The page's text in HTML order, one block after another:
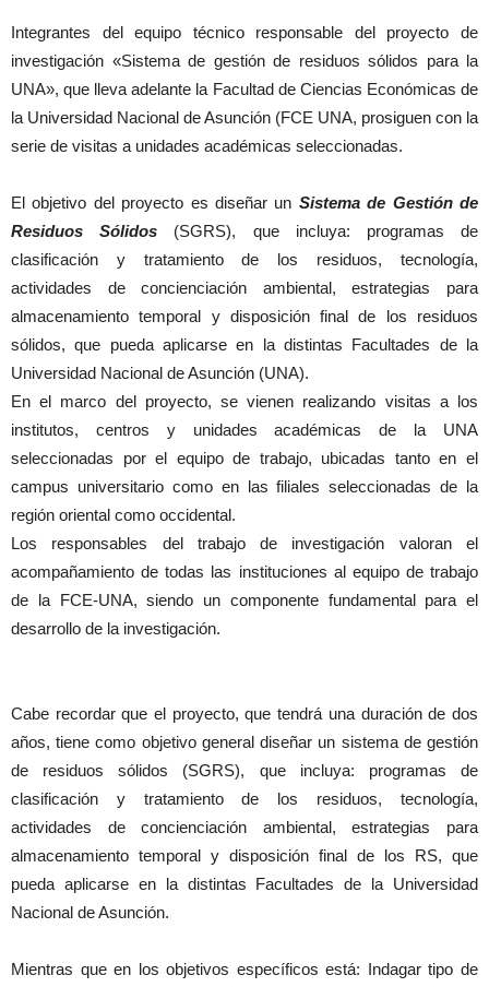
Integrantes del equipo técnico responsable del proyecto de
investigación «Sistema de gestión de residuos sólidos para la
UNA», que lleva adelante la Facultad de Ciencias Económicas de
la Universidad Nacional de Asunción (FCE UNA, prosiguen con la
serie de visitas a unidades académicas seleccionadas.
El objetivo del proyecto es diseñar un Sistema de Gestión de
Residuos Sólidos (SGRS), que incluya: programas de
clasificación y tratamiento de los residuos, tecnología,
actividades de concienciación ambiental, estrategias para
almacenamiento temporal y disposición final de los residuos
sólidos, que pueda aplicarse en la distintas Facultades de la
Universidad Nacional de Asunción (UNA).
En el marco del proyecto, se vienen realizando visitas a los
institutos, centros y unidades académicas de la UNA
seleccionadas por el equipo de trabajo, ubicadas tanto en el
campus universitario como en las filiales seleccionadas de la
región oriental como occidental.
Los responsables del trabajo de investigación valoran el
acompañamiento de todas las instituciones al equipo de trabajo
de la FCE-UNA, siendo un componente fundamental para el
desarrollo de la investigación.
Cabe recordar que el proyecto, que tendrá una duración de dos
años, tiene como objetivo general di­señar un sistema de gestión
de residuos sólidos (SGRS), que incluya: programas de
clasificación y tratamiento de los residuos, tecnología,
actividades de conciencia­ción ambiental, estrategias para
almacenamiento tem­poral y disposición final de los RS, que
pueda aplicarse en la distintas Facultades de la Universidad
Nacional de Asunción.
Mientras que en los objeti­vos específicos está: Indagar tipo de